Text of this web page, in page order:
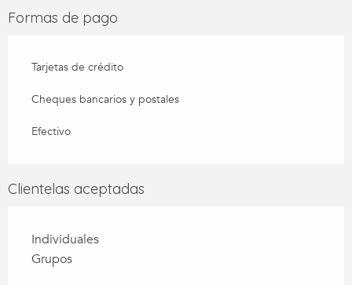
Formas de pago
Tarjetas de crédito
Cheques bancarios y postales
Efectivo
Clientelas aceptadas
Individuales
Grupos